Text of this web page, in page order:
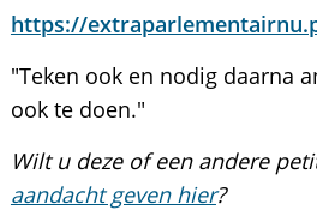
https://
"Teken ook en nodig daarna
ook te doen."
Wilt u deze of een andere
aandacht geven hier?